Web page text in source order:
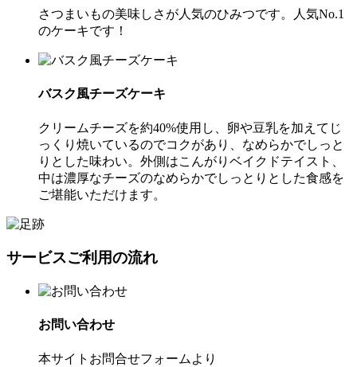
さつまいもの美味しさが人気のひみつです。人気No.1
のケーキです！
バスク風チーズケーキ
クリームチーズを約40%使用し、卵や豆乳を加えてじ
っくり焼いているのでコクがあり、なめらかでしっと
りとした味わい。外側はこんがりベイクドテイスト、
中は濃厚なチーズのなめらかでしっとりとした食感を
ご堪能いただけます。
サービスご利用の流れ
お問い合わせ
本サイトお問合せフォームより